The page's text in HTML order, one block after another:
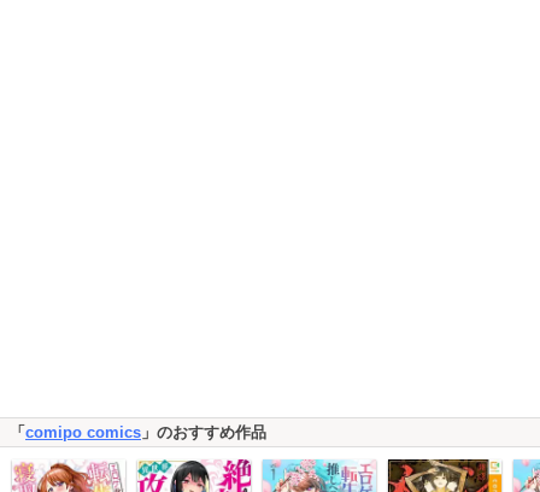
「comipo comics 」のおすすめ作品